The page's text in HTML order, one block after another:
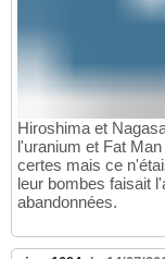
Hiroshima et
l'uranium et Fat
certes mais ce
leur bombes faisait
abandonnées.